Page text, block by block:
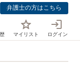
弁護士の方はこちら
マイリスト ログイン